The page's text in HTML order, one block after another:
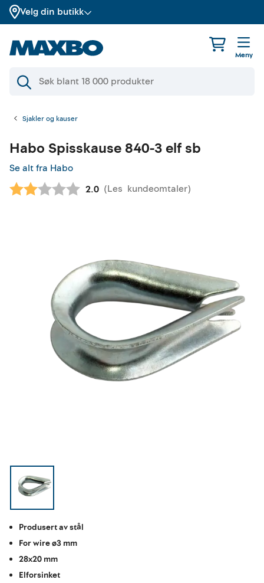
Velg din butikk
Meny
Sjakler og kauser
Habo Spisskause 840-3 elf sb
Se alt fra Habo
Gjennomsnittskarakter:
2.0 (Les kundeomtaler)
Produsert av stål
For wire ø3 mm
28x20 mm
Elforsinket